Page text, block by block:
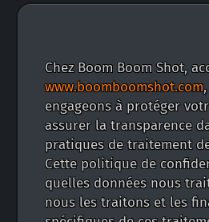
Chez Boom Boom Shot,
www.boomboomshot.com
engageons à protéger
assurer la transparence
pratiques de traitement
Cette politique de
quelles données nous
nous les traitons et les